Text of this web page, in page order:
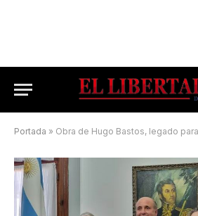
Portada » Obra de Hugo Bastos, legado